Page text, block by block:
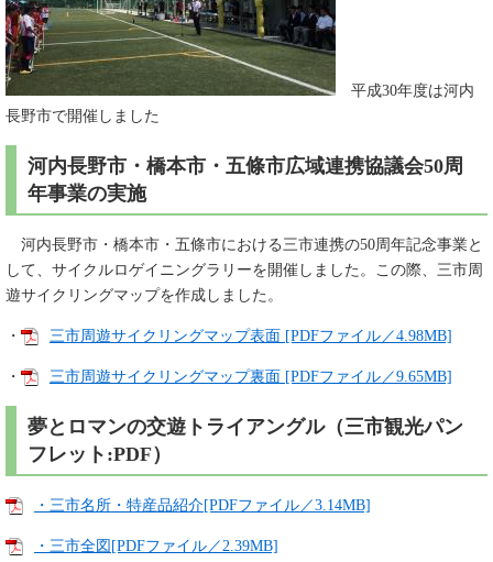
平成30年度は河内
長野市で開催しました
河内長野市・橋本市・五條市広域連携協議会50周
年事業の実施
河内長野市・橋本市・五條市における三市連携の50周年記念事業と
して、サイクルロゲイニングラリーを開催しました。この際、三市周
遊サイクリングマップを作成しました。
・ 三市周遊サイクリングマップ表面 [PDFファイル／4.98MB]
・ 三市周遊サイクリングマップ裏面 [PDFファイル／9.65MB]
夢とロマンの交遊トライアングル（三市観光パン
フレット:PDF）
・三市名所・特産品紹介[PDFファイル／3.14MB]
・三市全図[PDFファイル／2.39MB]